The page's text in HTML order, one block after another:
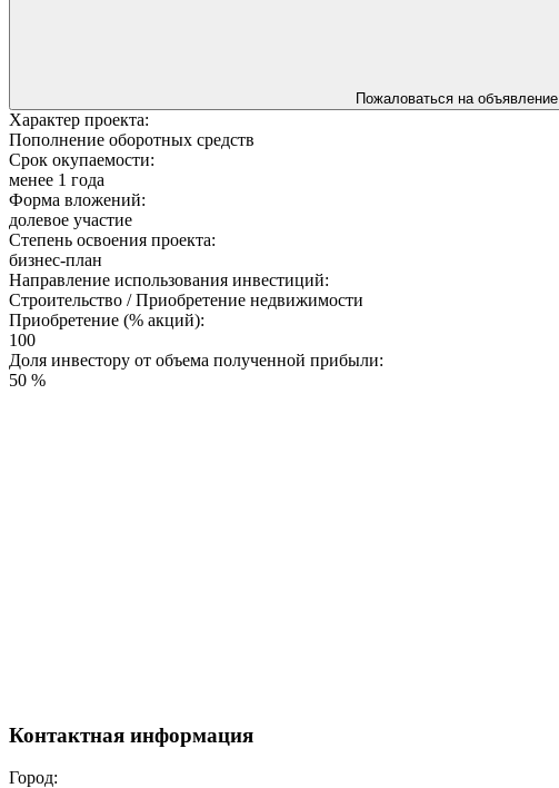
Пожаловаться на объявление
Характер проекта:
Пополнение оборотных средств
Срок окупаемости:
менее 1 года
Форма вложений:
долевое участие
Степень освоения проекта:
бизнес-план
Направление использования инвестиций:
Строительство / Приобретение недвижимости
Приобретение (% акций):
100
Доля инвестору от объема полученной прибыли:
50 %
Контактная информация
Город: